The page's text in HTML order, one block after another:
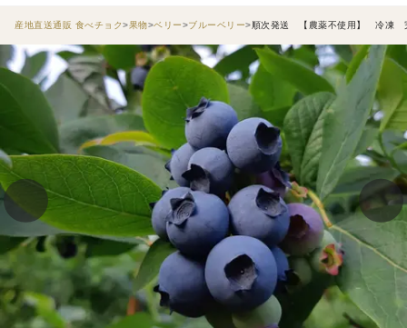
産地直送通販 食べチョク 果物 ベリー ブルーベリー 順次発送 【農薬不使用】 冷凍